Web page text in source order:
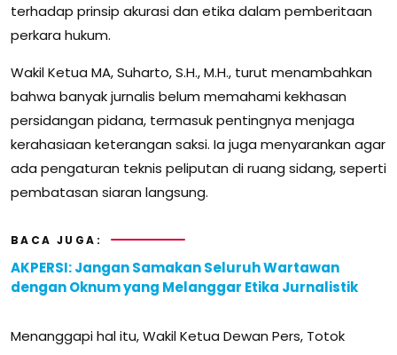
terhadap prinsip akurasi dan etika dalam pemberitaan
perkara hukum.
Wakil Ketua MA, Suharto, S.H., M.H., turut menambahkan
bahwa banyak jurnalis belum memahami kekhasan
persidangan pidana, termasuk pentingnya menjaga
kerahasiaan keterangan saksi. Ia juga menyarankan agar
ada pengaturan teknis peliputan di ruang sidang, seperti
pembatasan siaran langsung.
BACA JUGA:
AKPERSI: Jangan Samakan Seluruh Wartawan
dengan Oknum yang Melanggar Etika Jurnalistik
Menanggapi hal itu, Wakil Ketua Dewan Pers, Totok